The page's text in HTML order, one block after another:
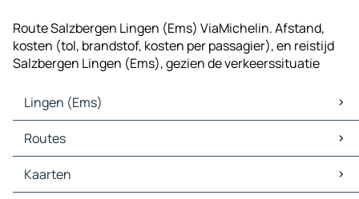
Route Salzbergen Lingen (Ems) ViaMichelin. Afstand,
kosten (tol, brandstof, kosten per passagier), en reistijd
Salzbergen Lingen (Ems), gezien de verkeerssituatie
Lingen (Ems)
Lingen (Ems) Kaarten
Lingen (Ems) Verkeer
Lingen (Ems) Hotels
Lingen (Ems) Restaurants
Routes
Routes Lingen (Ems) - Nordhorn
Routes Lingen (Ems) - Meppen
Kaarten